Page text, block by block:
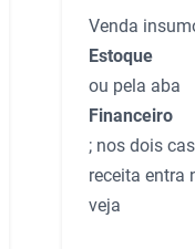
Venda
Estoque
ou pela aba
Financeiro
; nos dois
receita entra
veja